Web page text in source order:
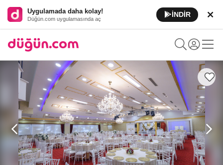
Uygulamada daha kolay!
Düğün.com uygulamasında aç
İNDİR